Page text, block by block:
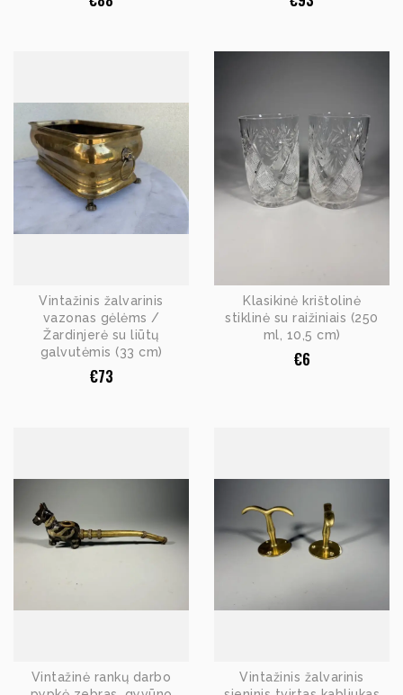
Vintažinis žalvarinis
vazonas gėlėms /
Žardinjerė su liūtų
galvutėmis (33 cm)
€73
Klasikinė krištolinė
stiklinė su raižiniais (250
ml, 10,5 cm)
€6
Vintažinė rankų darbo
Vintažinis žalvarinis